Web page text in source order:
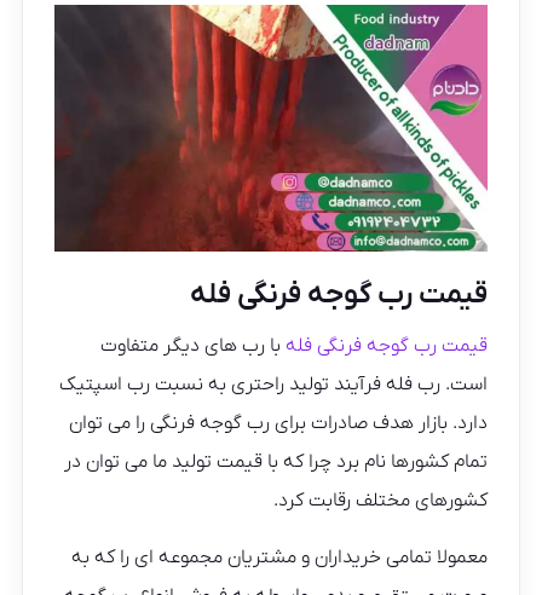
قیمت رب گوجه فرنگی فله
قیمت رب گوجه فرنگی فله با رب های دیگر متفاوت
است. رب فله فرآیند تولید راحتری به نسبت رب اسپتیک
دارد. بازار هدف صادرات برای رب گوجه فرنگی را می توان
تمام کشورها نام برد چرا که با قیمت تولید ما می توان در
کشورهای مختلف رقابت کرد.
معمولا تمامی خریداران و مشتریان مجموعه ای را که به